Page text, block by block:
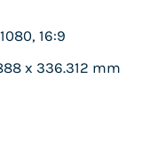
16:9
x 336.312 mm